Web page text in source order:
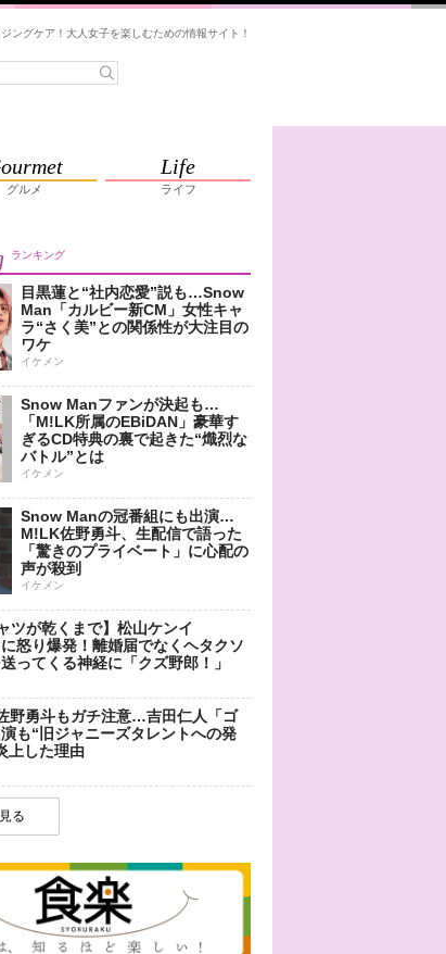
ングケア！大人女子を楽しむための情報サイト！
グルメ
Life
ライフ
ランキング
目黒蓮と“社内恋愛”説も…Snow
Man「カルビー新CM」女性キャ
ラ“さく美”との関係性が大注目の
ワケ
イケメン
Snow Manファンが決起も…
「M!LK所属のEBiDAN」豪華す
ぎるCD特典の裏で起きた“熾烈な
バトル”とは
イケメン
Snow Manの冠番組にも出演…
M!LK佐野勇斗、生配信で語った
「驚きのプライベート」に心配の
声が殺到
イケメン
ツが乾くまで】松山ケンイ
怒り爆発！離婚届でなくヘタクソ
ってくる神経に「クズ野郎！」
野勇斗もガチ注意…吉田仁人「ゴ
も“旧ジャニーズタレントへの発
上した理由
る